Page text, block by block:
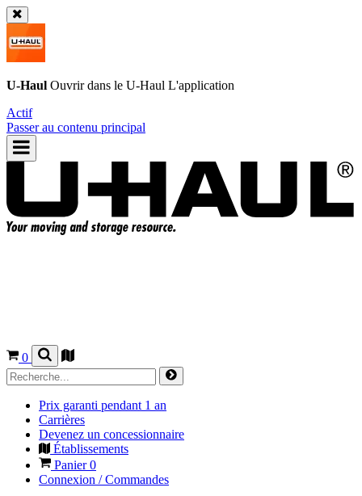
U-Haul Ouvrir dans le U-Haul L'application
Actif
Passer au contenu principal
0
Prix garanti pendant 1 an
Carrières
Devenez un concessionnaire
Établissements
Panier0
Connexion / Commandes